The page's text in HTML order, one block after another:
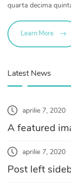
quarta decima
Learn More
Latest News
aprilie 7, 2020
A featured
aprilie 7, 2020
Post left